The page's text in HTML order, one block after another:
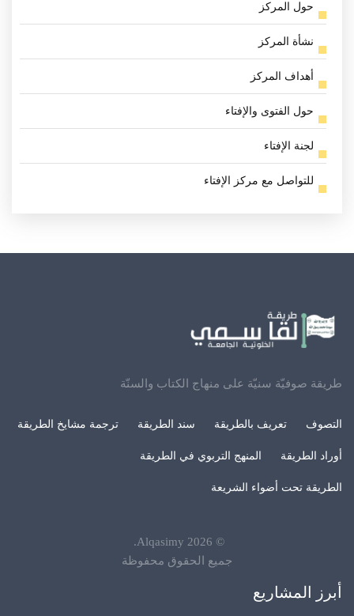
حول المركز
نشأة المركز
أهداف المركز
حول الفتوى والإفتاء
لجنة الإفتاء
للتواصل مع مركز الإفتاء
طريقة صوفيّة سنيّة على منهاج الكتاب والسنّة
التصوف تعريف بالطريقة سند الطريقة ترجمة مشايخ الطريقة
أوراد الطريقة المنهج التربوي في الطريقة
الطريقة تحت أضواء الشريعة
©
2026
Alqasimy
.
جميع الحقوق محفوظة
أبرز المشاريع